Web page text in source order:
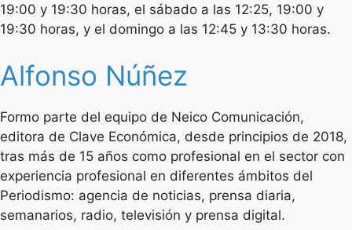
19:00 y 19:30 horas, el sábado a las 12:25, 19:00 y
19:30 horas, y el domingo a las 12:45 y 13:30 horas.
Alfonso Núñez
Formo parte del equipo de Neico Comunicación,
editora de Clave Económica, desde principios de 2018,
tras más de 15 años como profesional en el sector con
experiencia profesional en diferentes ámbitos del
Periodismo: agencia de noticias, prensa diaria,
semanarios, radio, televisión y prensa digital.